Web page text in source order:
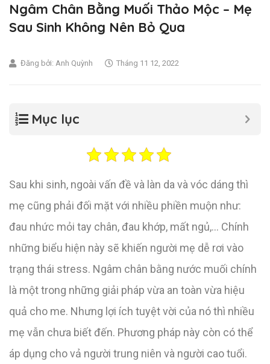
Ngâm Chân Bằng Muối Thảo Mộc – Mẹ
Sau Sinh Không Nên Bỏ Qua
Đăng bởi: Anh Quỳnh Tháng 11 12, 2022
Mục lục
Sau khi sinh, ngoài vấn đề và làn da và vóc dáng thì
mẹ cũng phải đối mặt với nhiều phiền muộn như:
đau nhức mỏi tay chân, đau khớp, mất ngủ,… Chính
những biểu hiện này sẽ khiến người mẹ dễ rơi vào
trạng thái stress. Ngâm chân bằng nước muối chính
là một trong những giải pháp vừa an toàn vừa hiệu
quả cho me. Nhưng lợi ích tuyệt vời của nó thì nhiều
mẹ vẫn chưa biết đến. Phương pháp này còn có thể
áp dụng cho vả người trung niên và người cao tuổi.